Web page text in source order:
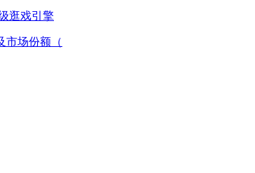
逛戏引擎
市场份额（